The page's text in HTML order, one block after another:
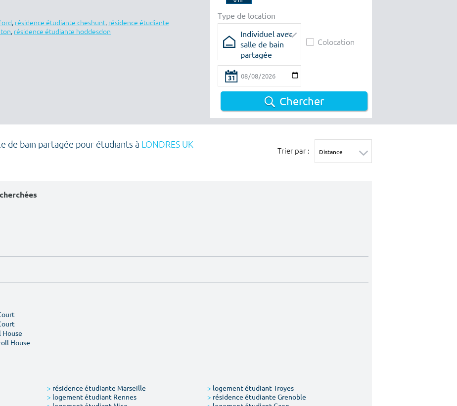
Type de location
Individuel avec
salle de bain
partagée
Colocation
Chercher
, résidence étudiante cheshunt, résidence étudiante
, résidence étudiante hoddesdon
de bain partagée pour étudiants à LONDRES UK
Trier par :
House
> résidence étudiante Marseille > logement étudiant Troyes
> logement étudiant Rennes > résidence étudiante Grenoble